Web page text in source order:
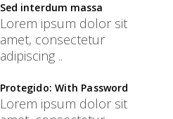
Sed interdum massa
Lorem ipsum dolor sit
amet, consectetur
adipiscing ..
Protegido: With Password
Lorem ipsum dolor sit